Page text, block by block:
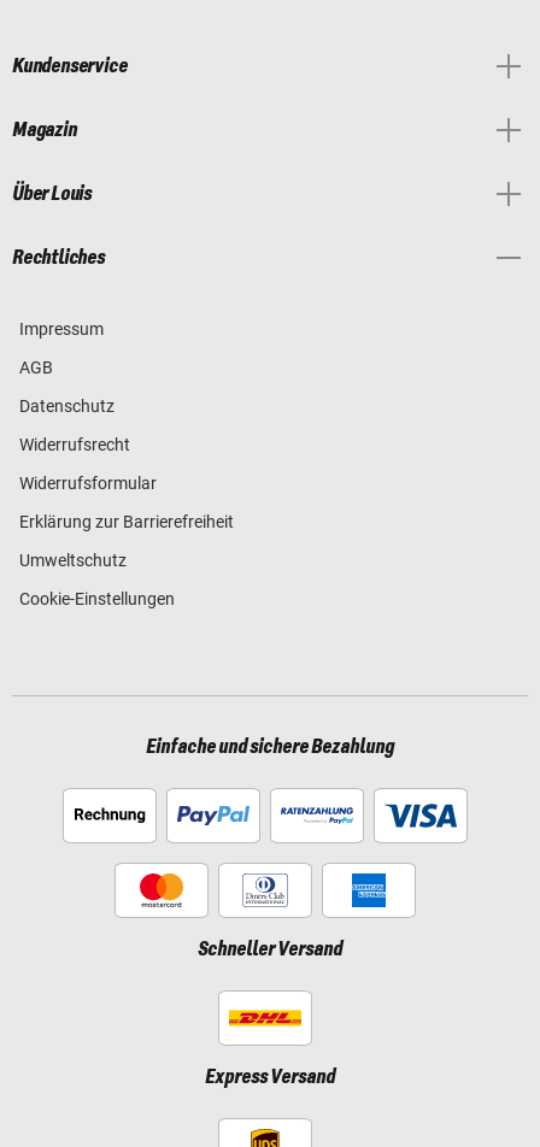
Kundenservice
Magazin
Über Louis
Rechtliches
Impressum
AGB
Datenschutz
Widerrufsrecht
Widerrufsformular
Erklärung zur Barrierefreiheit
Umweltschutz
Cookie-Einstellungen
Einfache und sichere Bezahlung
Schneller Versand
Express Versand